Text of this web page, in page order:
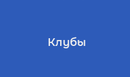
Клубы